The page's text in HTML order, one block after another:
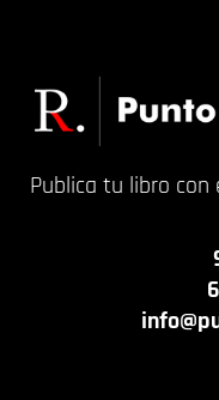
Publica tu libro